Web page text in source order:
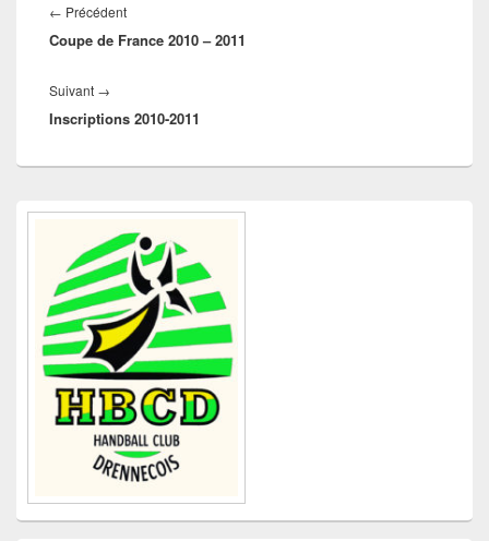
de
l’article
← PrécédentArticle
précédent :
Coupe de France 2010 – 2011
Suivant →
suivant :
Inscriptions 2010-2011
Zone
barre
latérale